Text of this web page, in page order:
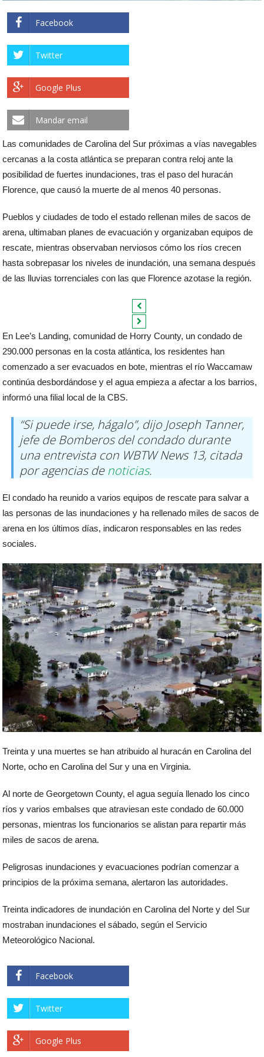
Facebook
Twitter
Google Plus
Mandar email
Las comunidades de Carolina del Sur próximas a vías navegables
cercanas a la costa atlántica se preparan contra reloj ante la
posibilidad de fuertes inundaciones, tras el paso del huracán
Florence, que causó la muerte de al menos 40 personas.
Pueblos y ciudades de todo el estado rellenan miles de sacos de
arena, ultimaban planes de evacuación y organizaban equipos de
rescate, mientras observaban nerviosos cómo los ríos crecen
hasta sobrepasar los niveles de inundación, una semana después
de las lluvias torrenciales con las que Florence azotase la región.
En Lee’s Landing, comunidad de Horry County, un condado de
290.000 personas en la costa atlántica, los residentes han
comenzado a ser evacuados en bote, mientras el río Waccamaw
continúa desbordándose y el agua empieza a afectar a los barrios,
informó una filial local de la CBS.
“Si puede irse, hágalo”, dijo Joseph Tanner,
jefe de Bomberos del condado durante
una entrevista con WBTW News 13, citada
por agencias denoticias.
El condado ha reunido a varios equipos de rescate para salvar a
las personas de las inundaciones y ha rellenado miles de sacos de
arena en los últimos días, indicaron responsables en las redes
sociales.
Treinta y una muertes se han atribuido al huracán en Carolina del
Norte, ocho en Carolina del Sur y una en Virginia.
Al norte de Georgetown County, el agua seguía llenado los cinco
ríos y varios embalses que atraviesan este condado de 60.000
personas, mientras los funcionarios se alistan para repartir más
miles de sacos de arena.
Peligrosas inundaciones y evacuaciones podrían comenzar a
principios de la próxima semana, alertaron las autoridades.
Treinta indicadores de inundación en Carolina del Norte y del Sur
mostraban inundaciones el sábado, según el Servicio
Meteorológico Nacional.
Facebook
Twitter
Google Plus